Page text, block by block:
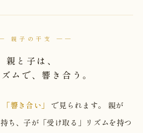
親子の干支 ──
親と子は、
ムで、響き合う。
「響き合い」
で見られます。 親が
ち、子が「受け取る」リズムを持つ